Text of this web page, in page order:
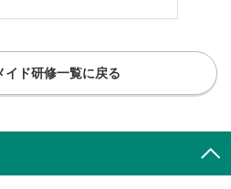
イド研修一覧に戻る